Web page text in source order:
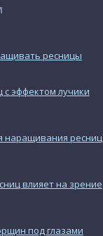
ресницы
эффектом лучики
наращивания ресниц
влияет на зрение
под глазами